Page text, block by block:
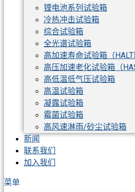
锂电池系列试验箱
冷热冲击试验箱
综合试验箱
全光谱试验箱
高加速寿命试验箱（HALT
高压加速老化试验箱（
高低温低气压试验箱
高温试验箱
凝露试验箱
霉菌试验箱
高风速淋雨/砂尘试验箱
新闻
联系我们
加入我们
菜单